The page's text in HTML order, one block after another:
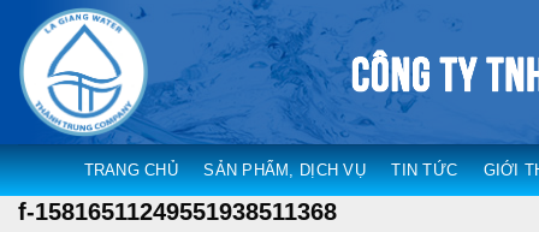
content
TRANG CHỦ SẢN PHẨM, DỊCH VỤ TIN TỨC GIỚI
f-15816511249551938511368